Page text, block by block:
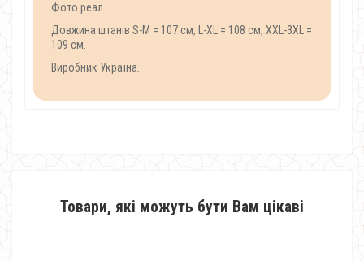
Фото реал.
Довжина штанів S-M = 107 см, L-XL = 108 см, XXL-3XL =
109 см.
Виробник Україна.
Товари, які можуть бути Вам цікаві